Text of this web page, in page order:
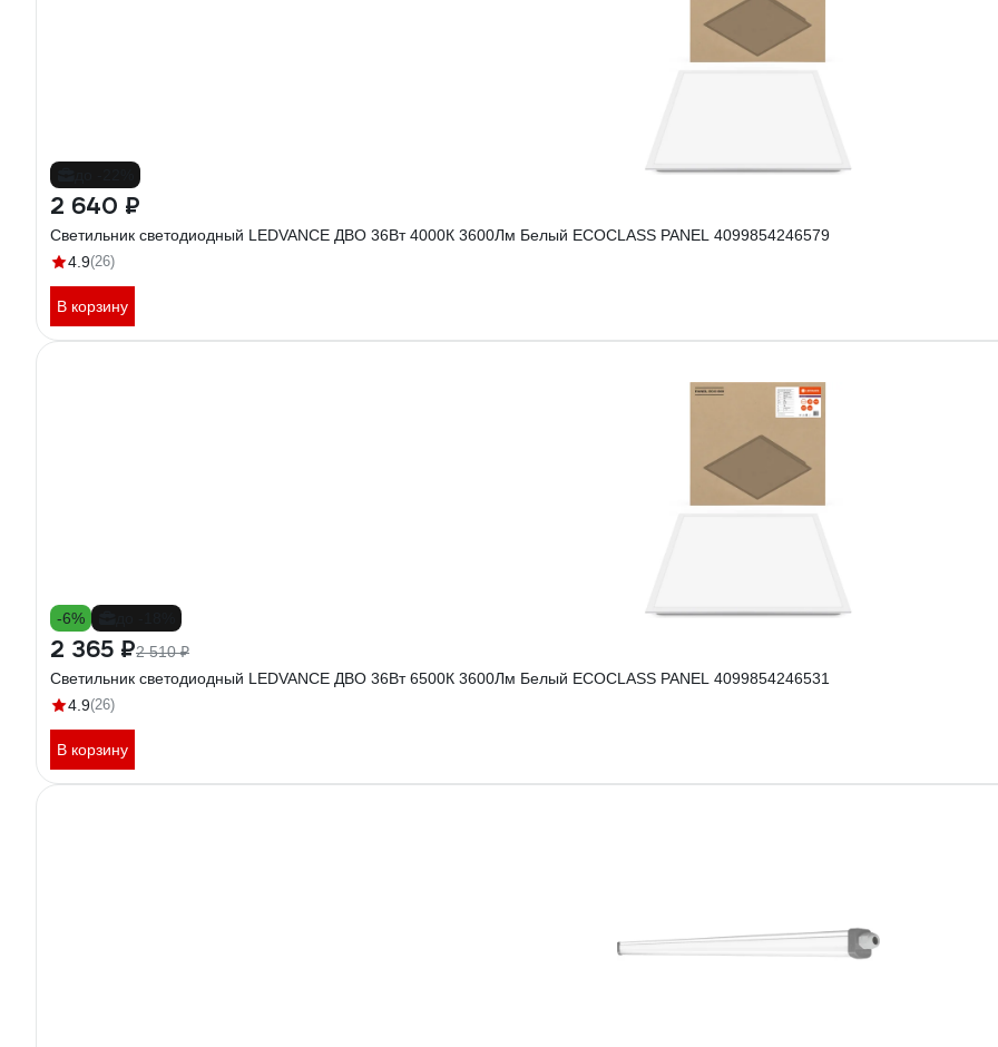
2 640 ₽
Светильник светодиодный LEDVANCE ДВО 36Вт 4000К 3600Лм Белый ECOCLASS PANEL 4099854246579
4.9(26)
В корзину
-6%
2 365 ₽2 510 ₽
Светильник светодиодный LEDVANCE ДВО 36Вт 6500К 3600Лм Белый ECOCLASS PANEL 4099854246531
4.9(26)
В корзину